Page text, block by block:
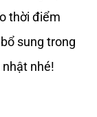
thời điểm
sung trong
nhé!